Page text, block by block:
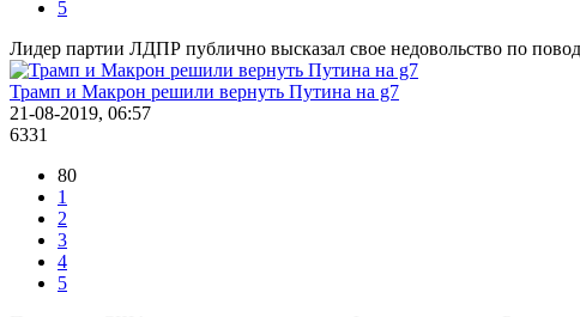
5
Лидер партии ЛДПР публично высказал свое недовольство по
Трамп и Макрон решили вернуть Путина на g7
21-08-2019, 06:57
6331
80
1
2
3
4
5